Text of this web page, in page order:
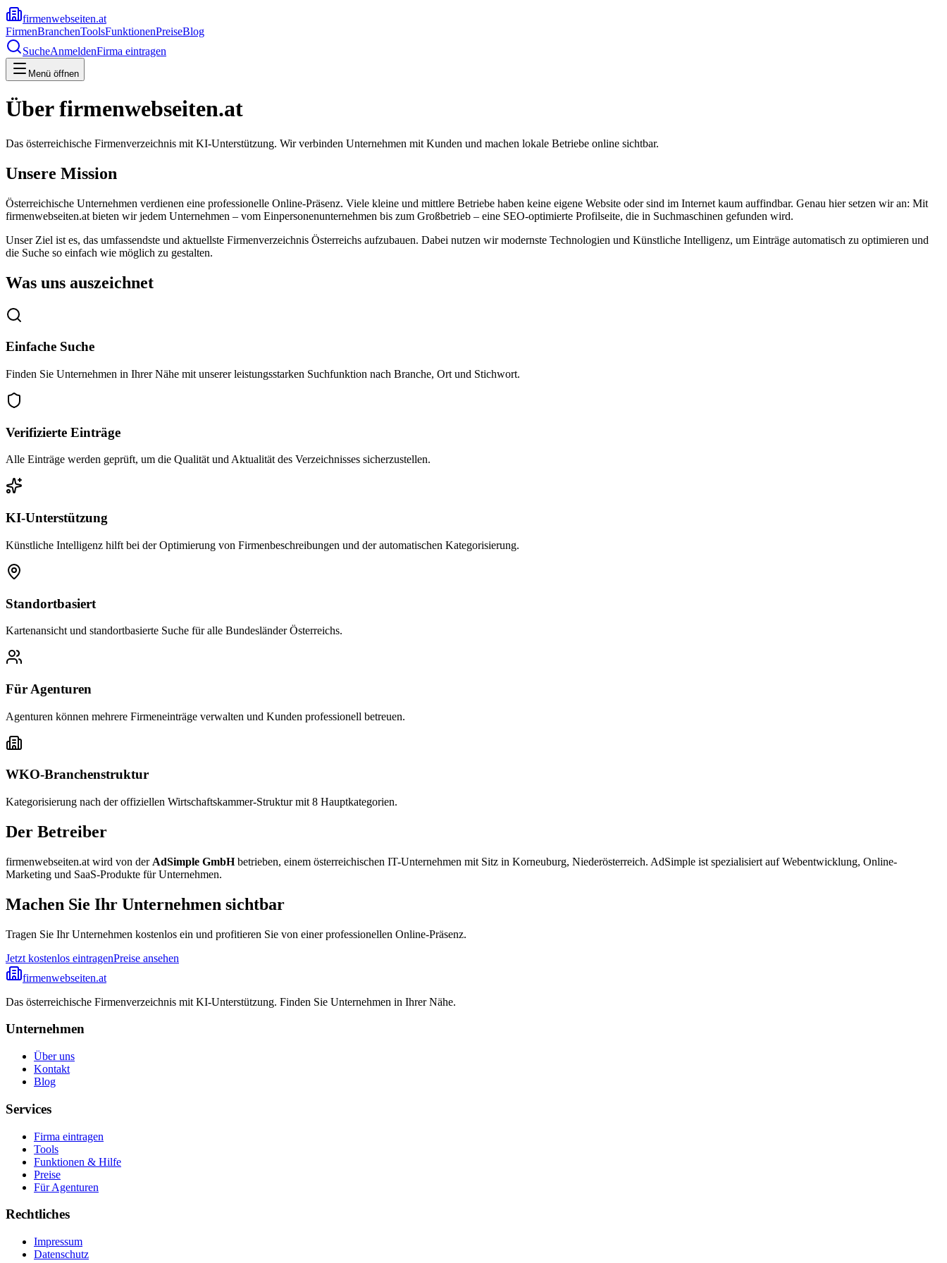
firmenwebseiten.at
FirmenBranchenToolsFunktionenPreiseBlog
SucheAnmeldenFirma eintragen
Menü öffnen
Über firmenwebseiten.at
Das österreichische Firmenverzeichnis mit KI-Unterstützung. Wir verbinden Unternehmen mit Kunden und machen lokale Betriebe online sichtbar.
Unsere Mission
Österreichische Unternehmen verdienen eine professionelle Online-Präsenz. Viele kleine und mittlere Betriebe haben keine eigene Website oder sind im Internet kaum auffindbar. Genau hier setzen wir an: Mit
firmenwebseiten.at bieten wir jedem Unternehmen – vom Einpersonenunternehmen bis zum Großbetrieb – eine SEO-optimierte Profilseite, die in Suchmaschinen gefunden wird.
Unser Ziel ist es, das umfassendste und aktuellste Firmenverzeichnis Österreichs aufzubauen. Dabei nutzen wir modernste Technologien und Künstliche Intelligenz, um Einträge automatisch zu optimieren und
die Suche so einfach wie möglich zu gestalten.
Was uns auszeichnet
Einfache Suche
Finden Sie Unternehmen in Ihrer Nähe mit unserer leistungsstarken Suchfunktion nach Branche, Ort und Stichwort.
Verifizierte Einträge
Alle Einträge werden geprüft, um die Qualität und Aktualität des Verzeichnisses sicherzustellen.
KI-Unterstützung
Künstliche Intelligenz hilft bei der Optimierung von Firmenbeschreibungen und der automatischen Kategorisierung.
Standortbasiert
Kartenansicht und standortbasierte Suche für alle Bundesländer Österreichs.
Für Agenturen
Agenturen können mehrere Firmeneinträge verwalten und Kunden professionell betreuen.
WKO-Branchenstruktur
Kategorisierung nach der offiziellen Wirtschaftskammer-Struktur mit 8 Hauptkategorien.
Der Betreiber
firmenwebseiten.at wird von der AdSimple GmbHbetrieben, einem österreichischen IT-Unternehmen mit Sitz in Korneuburg, Niederösterreich. AdSimple ist spezialisiert auf Webentwicklung, Online-
Marketing und SaaS-Produkte für Unternehmen.
Machen Sie Ihr Unternehmen sichtbar
Tragen Sie Ihr Unternehmen kostenlos ein und profitieren Sie von einer professionellen Online-Präsenz.
Jetzt kostenlos eintragenPreise ansehen
firmenwebseiten.at
Das österreichische Firmenverzeichnis mit KI-Unterstützung. Finden Sie Unternehmen in Ihrer Nähe.
Unternehmen
Über uns
Kontakt
Blog
Services
Firma eintragen
Tools
Funktionen & Hilfe
Preise
Für Agenturen
Rechtliches
Impressum
Datenschutz